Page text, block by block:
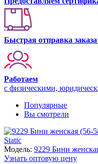
Быстрая отправка заказа
Работаем
с физическими,
Популярные
Вы смотрели
Static
Модель: 9229 Бини
Узнать оптовую цену